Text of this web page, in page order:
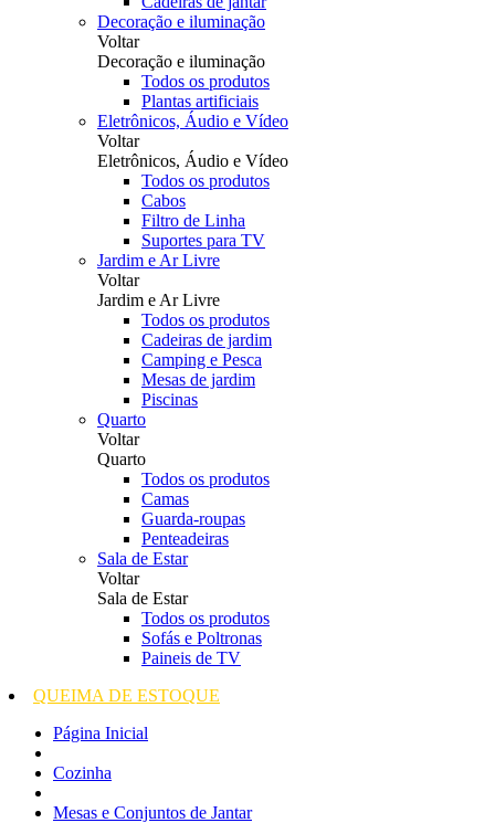
Decoração e iluminação
Voltar
Decoração e iluminação
Todos os produtos
Plantas artificiais
Eletrônicos, Áudio e Vídeo
Voltar
Eletrônicos, Áudio e Vídeo
Todos os produtos
Cabos
Filtro de Linha
Suportes para TV
Jardim e Ar Livre
Voltar
Jardim e Ar Livre
Todos os produtos
Cadeiras de jardim
Camping e Pesca
Mesas de jardim
Piscinas
Quarto
Voltar
Quarto
Todos os produtos
Camas
Guarda-roupas
Penteadeiras
Sala de Estar
Voltar
Sala de Estar
Todos os produtos
Sofás e Poltronas
Paineis de TV
QUEIMA DE ESTOQUE
Página Inicial
Cozinha
Mesas e Conjuntos de Jantar